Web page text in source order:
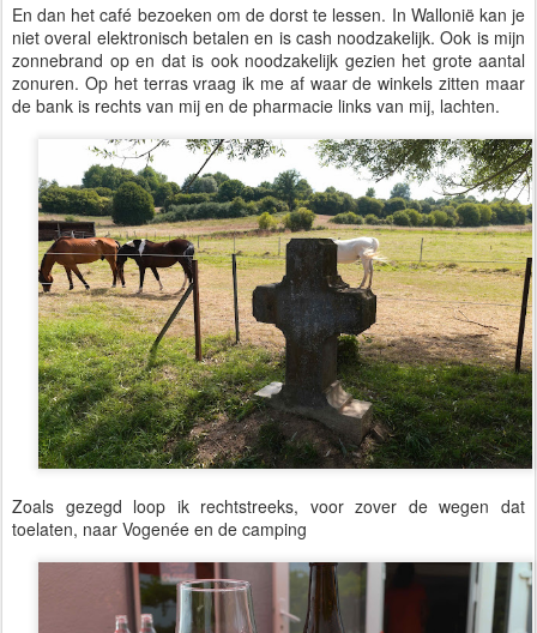
En dan het café bezoeken om de dorst te lessen. In Wallonië kan je
niet overal elektronisch betalen en is cash noodzakelijk. Ook is mijn
zonnebrand op en dat is ook noodzakelijk gezien het grote aantal
zonuren. Op het terras vraag ik me af waar de winkels zitten maar
de bank is rechts van mij en de pharmacie links van mij, lachten.
Zoals gezegd loop ik rechtstreeks, voor zover de wegen dat
toelaten, naar Vogenée en de camping